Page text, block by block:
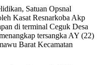
Satuan Opsnal
Kasat Resnarkoba Akp
di terminal Ceguk Desa
tersangka AY (22)
Barat Kecamatan